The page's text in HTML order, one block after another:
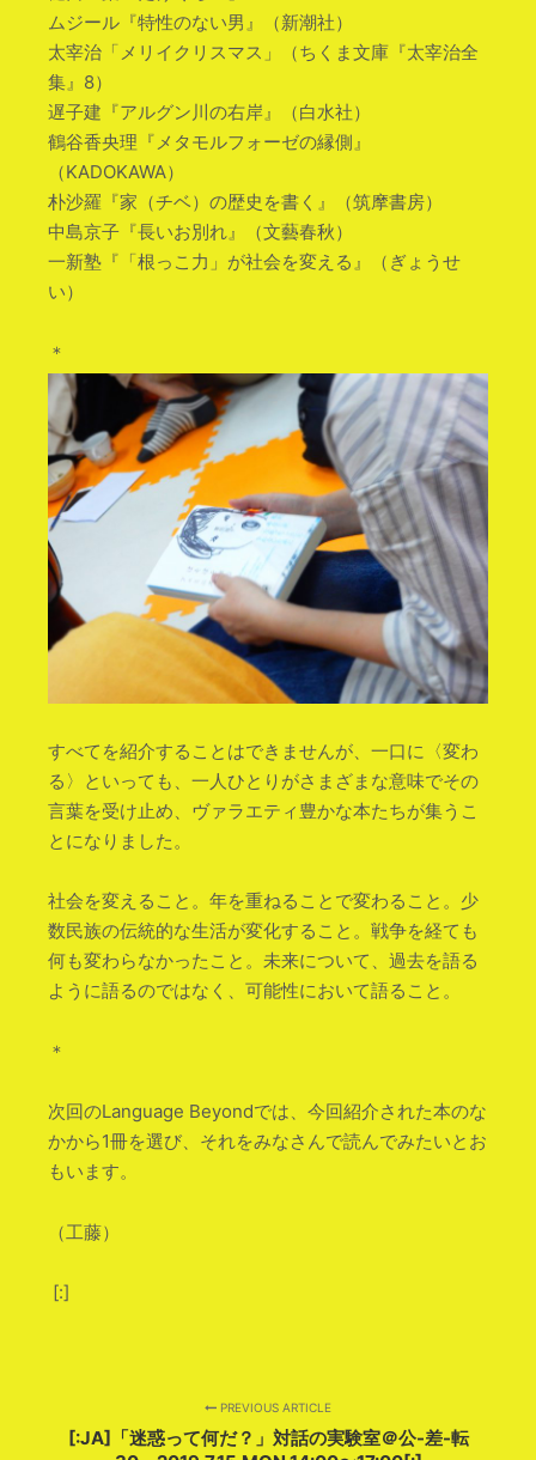
ムジール『特性のない男』（新潮社）
太宰治「メリイクリスマス」（ちくま文庫『太宰治全
集』8）
遅子建『アルグン川の右岸』（白水社）
鶴谷香央理『メタモルフォーゼの縁側』
（KADOKAWA）
朴沙羅『家（チベ）の歴史を書く』（筑摩書房）
中島京子『長いお別れ』（文藝春秋）
一新塾『「根っこ力」が社会を変える』（ぎょうせ
い）
＊
すべてを紹介することはできませんが、一口に〈変わ
る〉といっても、一人ひとりがさまざまな意味でその
言葉を受け止め、ヴァラエティ豊かな本たちが集うこ
とになりました。
社会を変えること。年を重ねることで変わること。少
数民族の伝統的な生活が変化すること。戦争を経ても
何も変わらなかったこと。未来について、過去を語る
ように語るのではなく、可能性において語ること。
＊
次回のLanguage Beyondでは、今回紹介された本のな
かから1冊を選び、それをみなさんで読んでみたいとお
もいます。
（工藤）
[:]
PREVIOUS ARTICLE
[:JA]「迷惑って何だ？」対話の実験室＠公-差-転